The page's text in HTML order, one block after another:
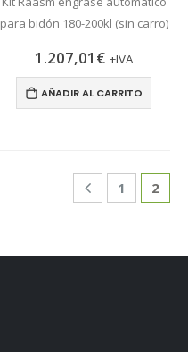
para bidón 180-200kl (sin carro)
1.207,01 € +IVA
AÑADIR AL CARRITO
1 2